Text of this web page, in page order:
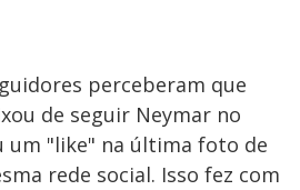
perceberam que
de seguir Neymar no
um "like" na última foto de
rede social. Isso fez com